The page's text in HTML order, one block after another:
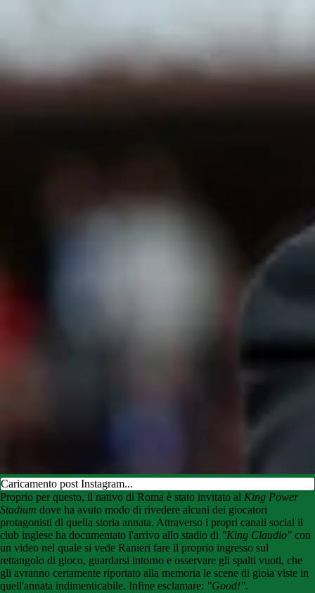
Caricamento post Instagram...
Proprio per questo, il nativo di Roma è stato invitato al King Power
Stadium dove ha avuto modo di rivedere alcuni dei giocatori
protagonisti di quella storia annata. Attraverso i propri canali social il
club inglese ha documentato l'arrivo allo stadio di "King Claudio" con
un video nel quale si vede Ranieri fare il proprio ingresso sul
rettangolo di gioco, guardarsi intorno e osservare gli spalti vuoti, che
gli avranno certamente riportato alla memoria le scene di gioia viste in
quell'annata indimenticabile. Infine esclamare: "Good!".